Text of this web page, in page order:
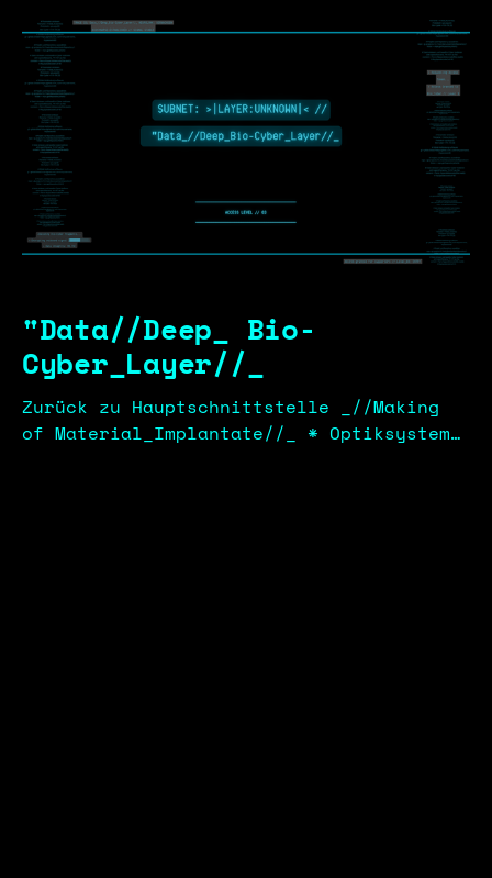
_//Kunstwerk-Archiv//_ * Alice Lee *
Kaira * Dr. Achiwald
_//Implantate_Exklusiv//_ * Kaira * Dr.
Achiwald * Chirurgen Einheit
_//StoryboardHinter den Kulissen//_ *
LOAD_STATUS :: [████░░░░░░] 40%
"Data//Deep_ Bio-
Cyber_Layer//_
Zurück zu Hauptschnittstelle _//Making
of Material_Implantate//_ * Optiksystem